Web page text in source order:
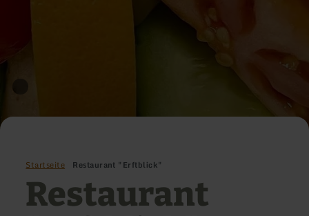
Startseite Restaurant "Erftblick"
Restaurant